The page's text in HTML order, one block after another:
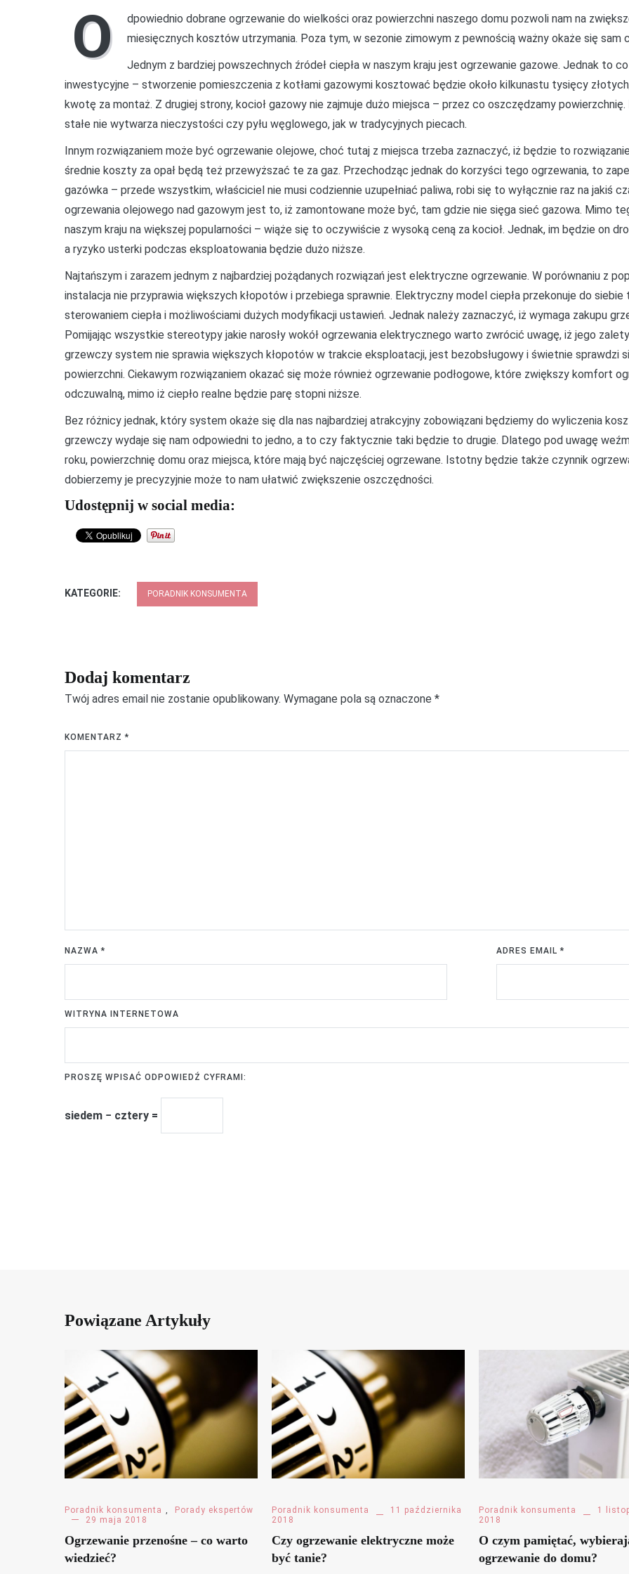
O
dpowiednio dobrane ogrzewanie do wielkości oraz powierzchni naszego domu pozwoli nam na
miesięcznych kosztów utrzymania. Poza tym, w sezonie zimowym z pewnością ważny okaże się sam
Jednym z bardziej powszechnych źródeł ciepła w naszym kraju jest ogrzewanie gazowe. Jednak to
inwestycyjne – stworzenie pomieszczenia z kotłami gazowymi kosztować będzie około kilkunastu tysięcy
kwotę za montaż. Z drugiej strony, kocioł gazowy nie zajmuje dużo miejsca – przez co oszczędzamy
stałe nie wytwarza nieczystości czy pyłu węglowego, jak w tradycyjnych piecach.
Innym rozwiązaniem może być ogrzewanie olejowe, choć tutaj z miejsca trzeba zaznaczyć, iż będzie to
średnie koszty za opał będą też przewyższać te za gaz. Przechodząc jednak do korzyści tego ogrzewania, to
gazówka – przede wszystkim, właściciel nie musi codziennie uzupełniać paliwa, robi się to wyłącznie raz na jakiś
ogrzewania olejowego nad gazowym jest to, iż zamontowane może być, tam gdzie nie sięga sieć gazowa. Mimo
naszym kraju na większej popularności – wiąże się to oczywiście z wysoką ceną za kocioł. Jednak, im będzie on
a ryzyko usterki podczas eksploatowania będzie dużo niższe.
Najtańszym i zarazem jednym z najbardziej pożądanych rozwiązań jest elektryczne ogrzewanie. W porównaniu z
instalacja nie przyprawia większych kłopotów i przebiega sprawnie. Elektryczny model ciepła przekonuje do siebie
sterowaniem ciepła i możliwościami dużych modyfikacji ustawień. Jednak należy zaznaczyć, iż wymaga zakupu
Pomijając wszystkie stereotypy jakie narosły wokół ogrzewania elektrycznego warto zwrócić uwagę, iż jego
grzewczy system nie sprawia większych kłopotów w trakcie eksploatacji, jest bezobsługowy i świetnie sprawdzi
powierzchni. Ciekawym rozwiązaniem okazać się może również ogrzewanie podłogowe, które zwiększy komfort
odczuwalną, mimo iż ciepło realne będzie parę stopni niższe.
Bez różnicy jednak, który system okaże się dla nas najbardziej atrakcyjny zobowiązani będziemy do wyliczenia
grzewczy wydaje się nam odpowiedni to jedno, a to czy faktycznie taki będzie to drugie. Dlatego pod uwagę
roku, powierzchnię domu oraz miejsca, które mają być najczęściej ogrzewane. Istotny będzie także czynnik
dobierzemy je precyzyjnie może to nam ułatwić zwiększenie oszczędności.
Udostępnij w social media:
KATEGORIE: PORADNIK KONSUMENTA
Dodaj komentarz
Twój adres email nie zostanie opublikowany. Wymagane pola są oznaczone *
KOMENTARZ*
NAZWA* ADRES EMAIL*
WITRYNA INTERNETOWA
PROSZĘ WPISAĆ ODPOWIEDŹ CYFRAMI:
siedem − cztery =
Powiązane Artykuły
Poradnik konsumenta ,
Porady ekspertów
29 maja 2018
Ogrzewanie przenośne – co warto
wiedzieć?
Poradnik konsumenta
11 października
2018
Czy ogrzewanie elektryczne może
być tanie?
Poradnik konsumenta
1
2018
O czym pamiętać,
ogrzewanie do domu?